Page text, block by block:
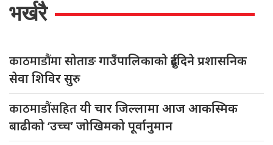
भर्खरै
काठमाडौंमासोताङ गाउँपालिकाको दुईदिने प्रशासनिक
सेवा शिविर सुरु
काठमाडौंसहितयी चार जिल्लामा आज आकस्मिक
बाढीको ‘उच्च’ जोखिमको पूर्वानुमान